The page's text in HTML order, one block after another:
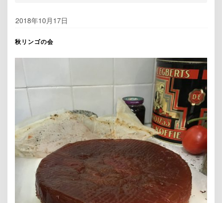
2018年10月17日
秋リンゴの会